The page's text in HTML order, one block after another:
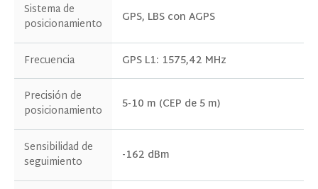
Sistema de
posicionamiento
GPS, LBS con AGPS
Frecuencia
GPS L1: 1575,42 MHz
Precisión de
posicionamiento
5-10 m (CEP de 5 m)
Sensibilidad de
seguimiento
-162 dBm